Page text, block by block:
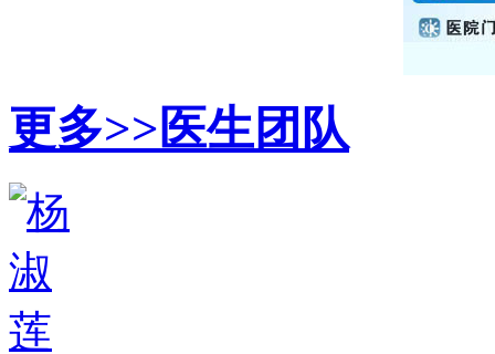
更多>>医生团队